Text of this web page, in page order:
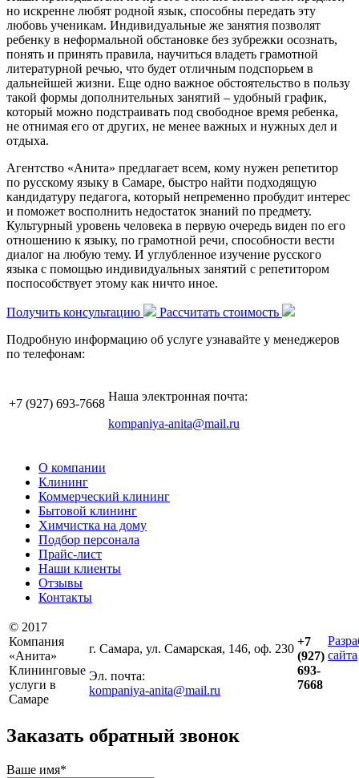
но искренне любят родной язык, способны передать эту
любовь ученикам. Индивидуальные же занятия позволят
ребенку в неформальной обстановке без зубрежки осознать,
понять и принять правила, научиться владеть грамотной
литературной речью, что будет отличным подспорьем в
дальнейшей жизни. Еще одно важное обстоятельство в пользу
такой формы дополнительных занятий – удобный график,
который можно подстраивать под свободное время ребенка,
не отнимая его от других, не менее важных и нужных дел и
отдыха.
Агентство «Анита» предлагает всем, кому нужен репетитор
по русскому языку в Самаре, быстро найти подходящую
кандидатуру педагога, который непременно пробудит интерес
и поможет восполнить недостаток знаний по предмету.
Культурный уровень человека в первую очередь виден по его
отношению к языку, по грамотной речи, способности вести
диалог на любую тему. И углубленное изучение русского
языка с помощью индивидуальных занятий с репетитором
поспособствует этому как ничто иное.
Получить консультацию
Рассчитать стоимость
Подробную информацию об услуге узнавайте у менеджеров
по телефонам:
+7 (927) 693-7668
Наша электронная почта:
kompaniya-anita@mail.ru
О компании
Клининг
Коммерческий клининг
Бытовой клининг
Химчистка на дому
Подбор персонала
Прайс-лист
Наши клиенты
Отзывы
Контакты
© 2017
Компания
«Анита»
Клининговые
услуги в
Самаре
г. Самара, ул. Самарская, 146, оф. 230
Эл. почта:
kompaniya-anita@mail.ru
+7
(927)
693-
7668
сайта
Заказать обратный звонок
Ваше имя*